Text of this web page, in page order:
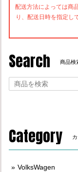
配送方法によっては商
り、配送日時を指定し
Search 商品検
Category
VolksWagen